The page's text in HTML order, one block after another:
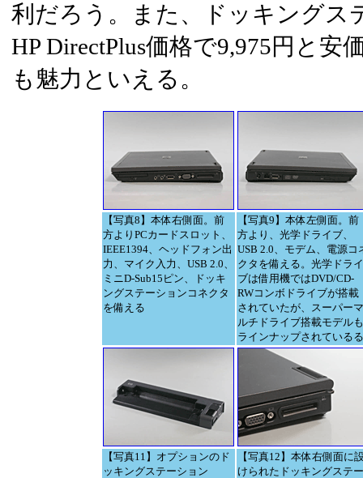
利だろう。また、ドッキングス
HP DirectPlus価格で9,975円と安
も魅力といえる。
【写真8】本体右側面。前
方よりPCカードスロット、
IEEE1394、ヘッドフォン出
力、マイク入力、USB 2.0、
ミニD-Sub15ピン、ドッキ
ングステーションコネクタ
を備える
【写真9】本体左側面。前
方より、光学ドライブ、
USB 2.0、モデム、電源コ
クタを備える。光学ドライ
ブは借用機ではDVD/CD-
RWコンボドライブが搭載
されていたが、スーパーマ
ルチドライブ搭載モデルも
ラインナップされているる
【写真11】オプションのド
ッキングステーション
【写真12】本体右側面に
けられたドッキングステー